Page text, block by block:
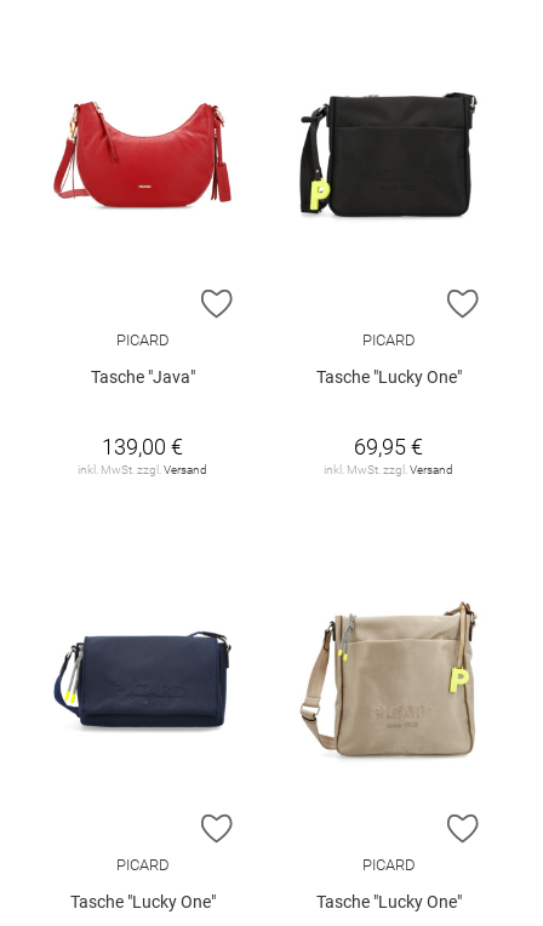
ZUR WUNSCHLISTE HINZUFÜGEN
PICARD
Tasche "Java"
139,00 €
inkl. MwSt. zzgl.Versand
ZUR
PICARD
Tasche "Lucky One"
69,95 €
inkl. MwSt. zzgl.Versand
ZUR WUNSCHLISTE HINZUFÜGEN
PICARD
Tasche "Lucky One"
ZUR
PICARD
Tasche "Lucky One"